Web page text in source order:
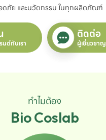
ภัย และนวัตกรรม ในทุกผลิตภัณฑ์
นด์กับเรา
ติดต่อ
ผู้เชี่ยวชาญ
ทำไมต้อง
Bio Coslab